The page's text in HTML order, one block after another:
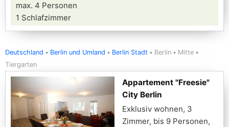
max. 4 Personen
1 Schlafzimmer
Deutschland Berlin und Umland Berlin Stadt Berlin
Mitte
Tiergarten
Appartement "Freesie"
City Berlin
Exklusiv wohnen, 3
Zimmer, bis 9 Personen,